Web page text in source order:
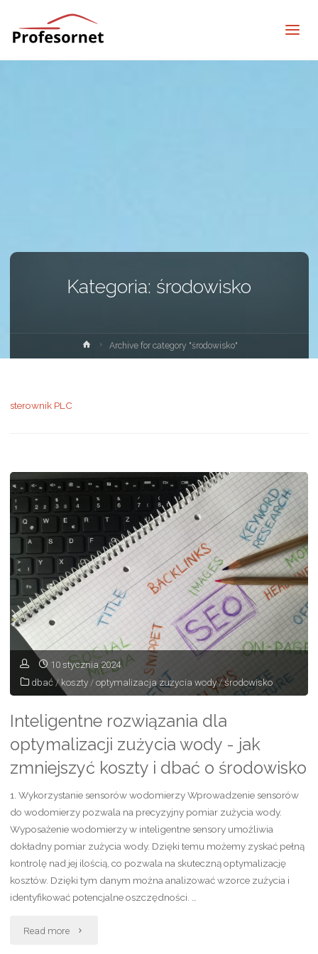
Kategoria: środowisko
Strona
główna
Archive for category "środowisko"
sterownik PLC
10 stycznia 2024
dbać / koszty / optymalizacja zużycia wody/środowisko
Inteligentne rozwiązania dla
optymalizacji zużycia wody - jak
zmniejszyć koszty i dbać o środowisko
1. Wykorzystanie sensorów wodomierzy Wprowadzenie sensorów
do wodomierzy pozwala na precyzyjny pomiar zużycia wody.
Wyposażenie wodomierzy w inteligentne sensory umożliwia
dokładny pomiar zużycia wody. Dzięki temu możemy zyskać pełną
kontrolę nad jej ilością, co pozwala na skuteczną optymalizację
kosztów. Dzięki tym danym można analizować wzorce zużycia i
identyfikować potencjalne oszczędności. …
Read more "Inteligentne